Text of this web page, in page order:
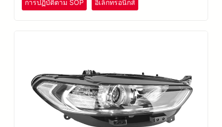
การปฏิบัติตาม SOP อิเล็กทรอนิกส์